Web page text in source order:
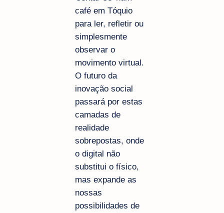
café em Tóquio
para ler, refletir ou
simplesmente
observar o
movimento virtual.
O futuro da
inovação social
passará por estas
camadas de
realidade
sobrepostas, onde
o digital não
substitui o físico,
mas expande as
nossas
possibilidades de